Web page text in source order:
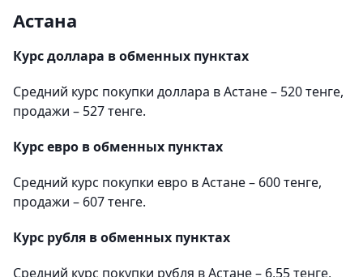
Астана
Курс доллара в обменных пунктах
Средний курс покупки доллара в Астане – 520 тенге,
продажи – 527 тенге.
Курс евро в обменных пунктах
Средний курс покупки евро в Астане – 600 тенге,
продажи – 607 тенге.
Курс рубля в обменных пунктах
Средний курс покупки рубля в Астане – 6,55 тенге,